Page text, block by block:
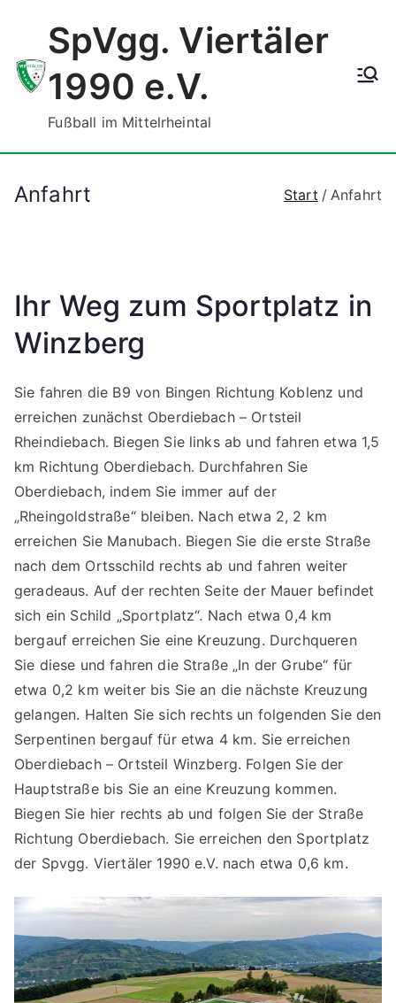
springenSpVgg. Viertäler
1990 e.V.
Fußball im Mittelrheintal
Anfahrt Start Anfahrt
Ihr Weg zum Sportplatz in
Winzberg
Sie fahren die B9 von Bingen Richtung Koblenz und
erreichen zunächst Oberdiebach – Ortsteil
Rheindiebach. Biegen Sie links ab und fahren etwa 1,5
km Richtung Oberdiebach. Durchfahren Sie
Oberdiebach, indem Sie immer auf der
„Rheingoldstraße“ bleiben. Nach etwa 2, 2 km
erreichen Sie Manubach. Biegen Sie die erste Straße
nach dem Ortsschild rechts ab und fahren weiter
geradeaus. Auf der rechten Seite der Mauer befindet
sich ein Schild „Sportplatz“. Nach etwa 0,4 km
bergauf erreichen Sie eine Kreuzung. Durchqueren
Sie diese und fahren die Straße „In der Grube“ für
etwa 0,2 km weiter bis Sie an die nächste Kreuzung
gelangen. Halten Sie sich rechts un folgenden Sie den
Serpentinen bergauf für etwa 4 km. Sie erreichen
Oberdiebach – Ortsteil Winzberg. Folgen Sie der
Hauptstraße bis Sie an eine Kreuzung kommen.
Biegen Sie hier rechts ab und folgen Sie der Straße
Richtung Oberdiebach. Sie erreichen den Sportplatz
der Spvgg. Viertäler 1990 e.V. nach etwa 0,6 km.